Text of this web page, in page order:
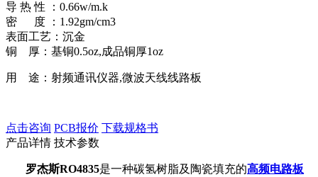
导 热 性 ：0.66w/m.k
密 度 ：1.92gm/cm3
表面工艺：沉金
铜 厚：基铜0.5oz,成品铜厚1oz
用 途：射频通讯仪器,微波天线线路板
点击咨询 PCB报价 下载规格书
产品详情 技术参数
罗杰斯RO4835是一种碳氢树脂及陶瓷填充的高频电路板